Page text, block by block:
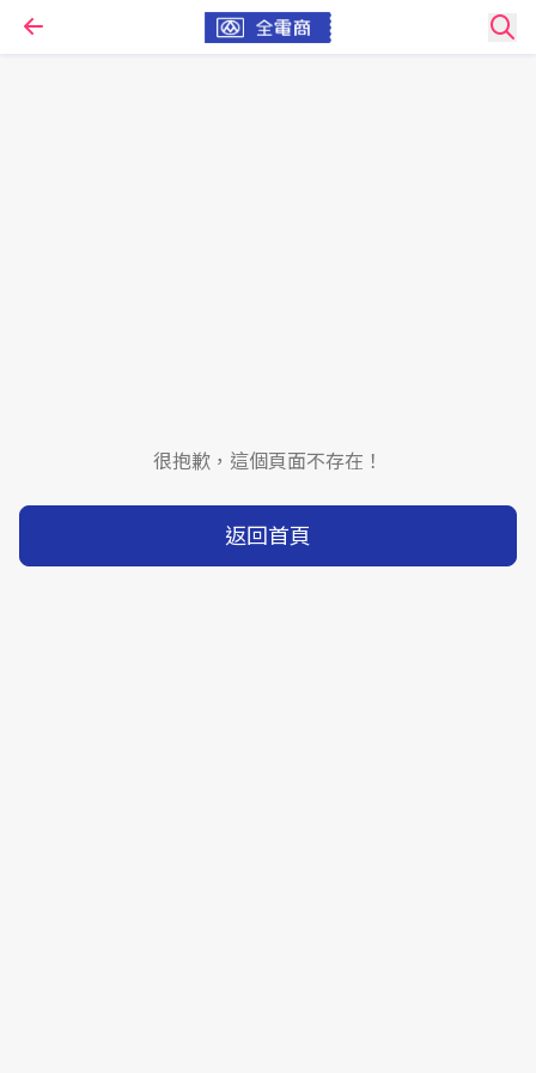
很抱歉，這個頁面不存在！
返回首頁